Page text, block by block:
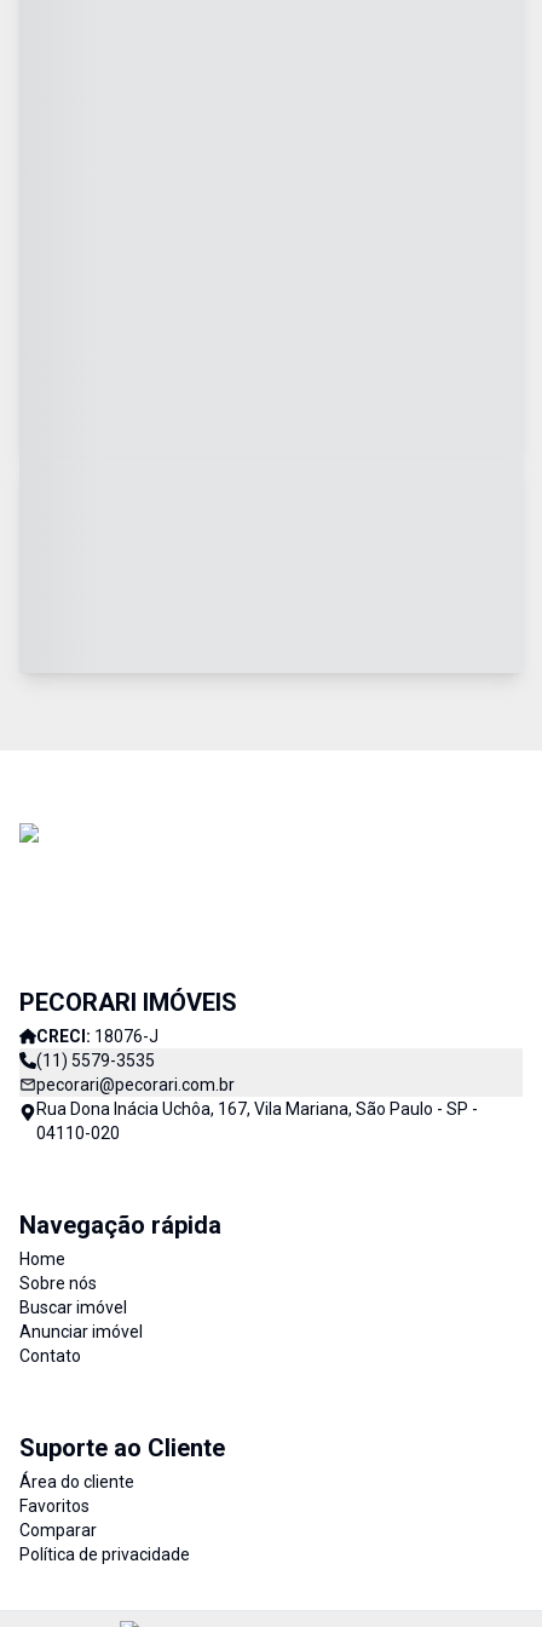
PECORARI IMÓVEIS
CRECI: 18076-J
(11) 5579-3535
pecorari@pecorari.com.br
Rua Dona Inácia Uchôa, 167, Vila Mariana, São Paulo - SP -
04110-020
Navegação rápida
Home
Sobre nós
Buscar imóvel
Anunciar imóvel
Contato
Suporte ao Cliente
Área do cliente
Favoritos
Comparar
Política de privacidade